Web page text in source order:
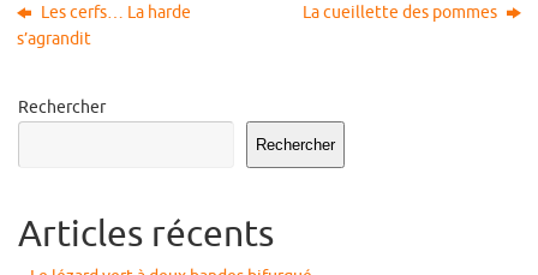
Les cerfs… La harde
s’agrandit
La cueillette des pommes
Rechercher
Rechercher
Articles récents